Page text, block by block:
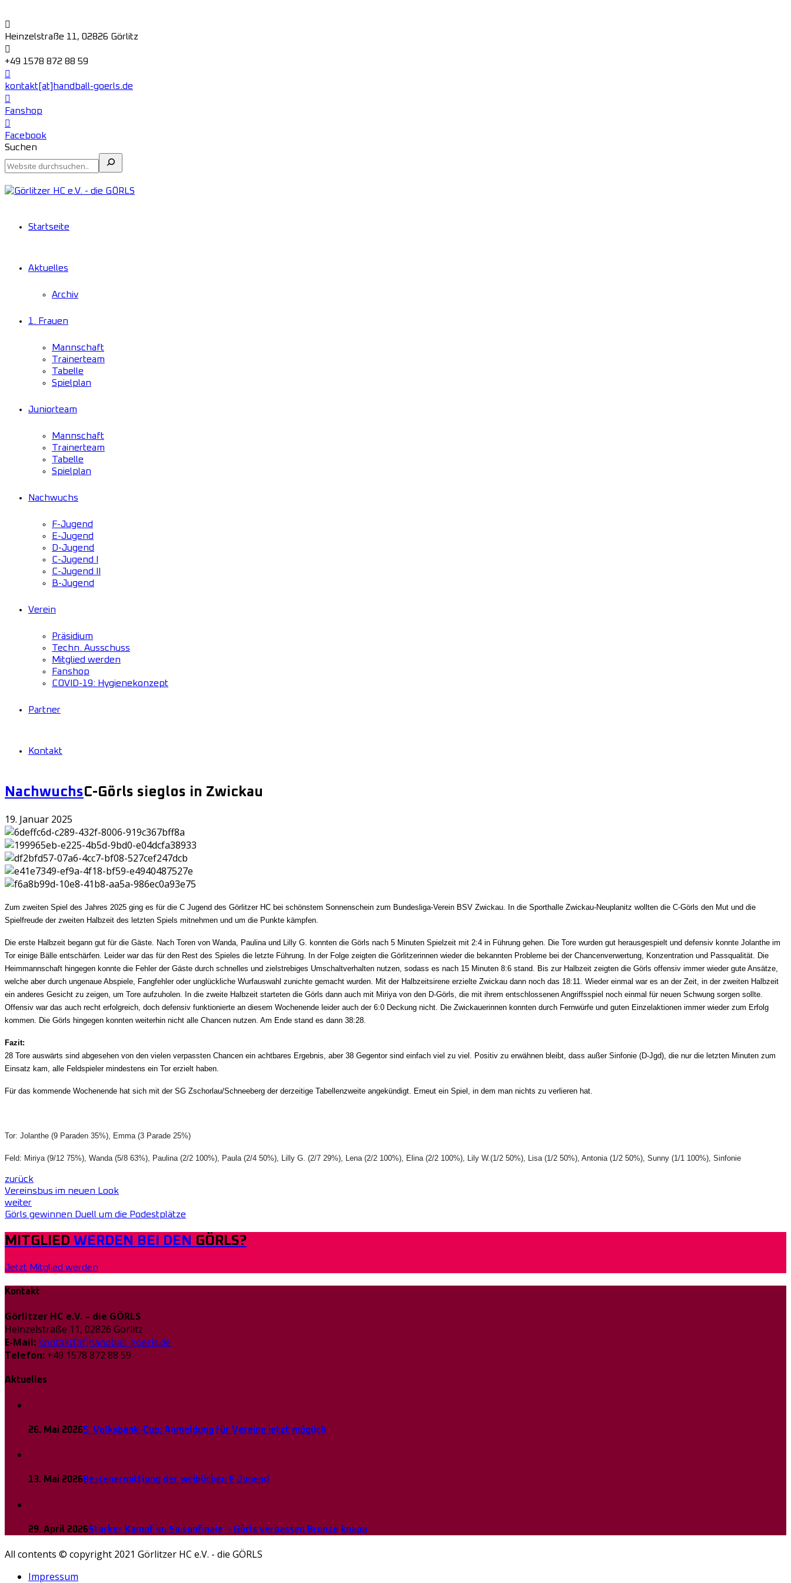
Heinzelstraße 11, 02826 Görlitz
+49 1578 872 88 59
kontakt[at]handball-goerls.de
Fanshop
Facebook
Suchen
Startseite
Aktuelles
Archiv
1. Frauen
Mannschaft
Trainerteam
Tabelle
Spielplan
Juniorteam
Mannschaft
Trainerteam
Tabelle
Spielplan
Nachwuchs
F-Jugend
E-Jugend
D-Jugend
C-Jugend I
C-Jugend II
B-Jugend
Verein
Präsidium
Techn. Ausschuss
Mitglied werden
Fanshop
COVID-19: Hygienekonzept
Partner
Kontakt
NachwuchsC-Görls sieglos in Zwickau
19. Januar 2025
Zum zweiten Spiel des Jahres 2025 ging es für die C Jugend des Görlitzer HC bei schönstem Sonnenschein zum Bundesliga-Verein BSV Zwickau. In die Sporthalle Zwickau-Neuplanitz wollten die C-Görls den Mut und die
Spielfreude der zweiten Halbzeit des letzten Spiels mitnehmen und um die Punkte kämpfen.
Die erste Halbzeit begann gut für die Gäste. Nach Toren von Wanda, Paulina und Lilly G. konnten die Görls nach 5 Minuten Spielzeit mit 2:4 in Führung gehen. Die Tore wurden gut herausgespielt und defensiv konnte Jolanthe im
Tor einige Bälle entschärfen. Leider war das für den Rest des Spieles die letzte Führung. In der Folge zeigten die Görlitzerinnen wieder die bekannten Probleme bei der Chancenverwertung, Konzentration und Passqualität. Die
Heimmannschaft hingegen konnte die Fehler der Gäste durch schnelles und zielstrebiges Umschaltverhalten nutzen, sodass es nach 15 Minuten 8:6 stand. Bis zur Halbzeit zeigten die Görls offensiv immer wieder gute Ansätze,
welche aber durch ungenaue Abspiele, Fangfehler oder unglückliche Wurfauswahl zunichte gemacht wurden. Mit der Halbzeitsirene erzielte Zwickau dann noch das 18:11. Wieder einmal war es an der Zeit, in der zweiten Halbzeit
ein anderes Gesicht zu zeigen, um Tore aufzuholen. In die zweite Halbzeit starteten die Görls dann auch mit Miriya von den D-Görls, die mit ihrem entschlossenen Angriffsspiel noch einmal für neuen Schwung sorgen sollte.
Offensiv war das auch recht erfolgreich, doch defensiv funktionierte an diesem Wochenende leider auch der 6:0 Deckung nicht. Die Zwickauerinnen konnten durch Fernwürfe und guten Einzelaktionen immer wieder zum Erfolg
kommen. Die Görls hingegen konnten weiterhin nicht alle Chancen nutzen. Am Ende stand es dann 38:28.
Fazit:
28 Tore auswärts sind abgesehen von den vielen verpassten Chancen ein achtbares Ergebnis, aber 38 Gegentor sind einfach viel zu viel. Positiv zu erwähnen bleibt, dass außer Sinfonie (D-Jgd), die nur die letzten Minuten zum
Einsatz kam, alle Feldspieler mindestens ein Tor erzielt haben.
Für das kommende Wochenende hat sich mit der SG Zschorlau/Schneeberg der derzeitige Tabellenzweite angekündigt. Erneut ein Spiel, in dem man nichts zu verlieren hat.
Tor: Jolanthe (9 Paraden 35%), Emma (3 Parade 25%)
Feld: Miriya (9/12 75%), Wanda (5/8 63%), Paulina (2/2 100%), Paula (2/4 50%), Lilly G. (2/7 29%), Lena (2/2 100%), Elina (2/2 100%), Lily W.(1/2 50%), Lisa (1/2 50%), Antonia (1/2 50%), Sunny (1/1 100%), Sinfonie
zurück
Vereinsbus im neuen Look
weiter
Görls gewinnen Duell um die Podestplätze
MITGLIED WERDEN BEI DEN GÖRLS?
Jetzt Mitglied werden
Kontakt
Görlitzer HC e.V. – die GÖRLS
Heinzelstraße 11, 02826 Görlitz
E-Mail: kontakt[at]handball-goerls.de
Telefon: +49 1578 872 88 59
Aktuelles
26. Mai 20265. Volksbank-Cup: Anmeldung für Vereine jetzt möglich
13. Mai 2026Bestenermittlung der weiblichen E Jugend
29. April 2026Starker Kampf im Saisonfinale – Görls verpassen Bronze knapp
All contents © copyright 2021 Görlitzer HC e.V. - die GÖRLS
Impressum